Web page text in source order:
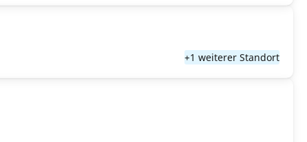
+1 weiterer Standort